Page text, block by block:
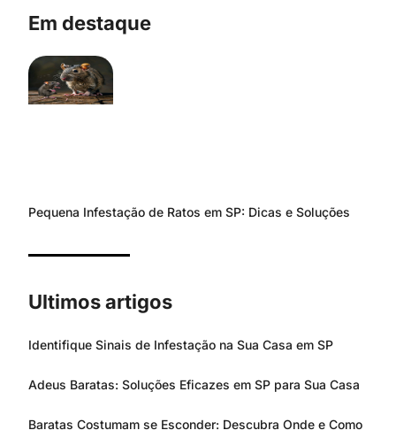
Em destaque
Pequena Infestação de Ratos em SP: Dicas e Soluções
Ultimos artigos
Identifique Sinais de Infestação na Sua Casa em SP
Adeus Baratas: Soluções Eficazes em SP para Sua Casa
Baratas Costumam se Esconder: Descubra Onde e Como